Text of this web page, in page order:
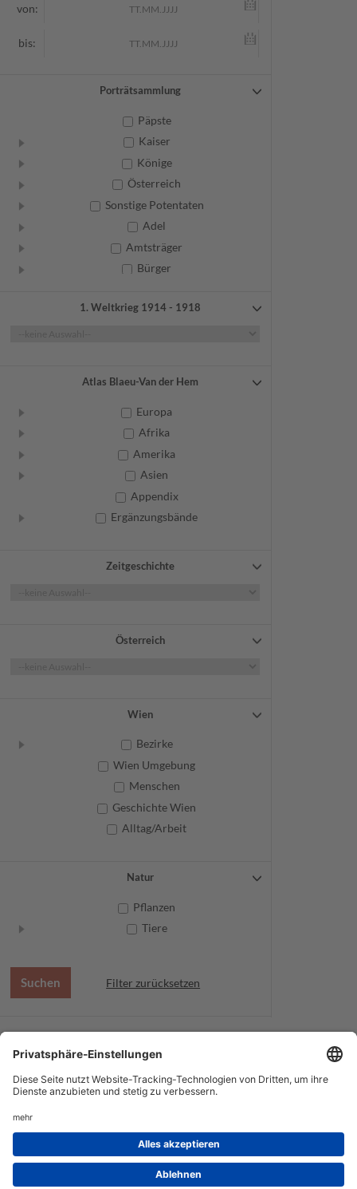
von:
bis:
Porträtsammlung
Päpste
Kaiser
Könige
Österreich
Sonstige Potentaten
Adel
Amtsträger
Bürger
Geistliche
Weitere
1. Weltkrieg 1914 - 1918
Atlas Blaeu-Van der Hem
Europa
Afrika
Amerika
Asien
Appendix
Ergänzungsbände
Zeitgeschichte
Österreich
Wien
Bezirke
Wien Umgebung
Menschen
Geschichte Wien
Alltag/Arbeit
Natur
Pflanzen
Tiere
Filter zurücksetzen
Datenschutz
Service